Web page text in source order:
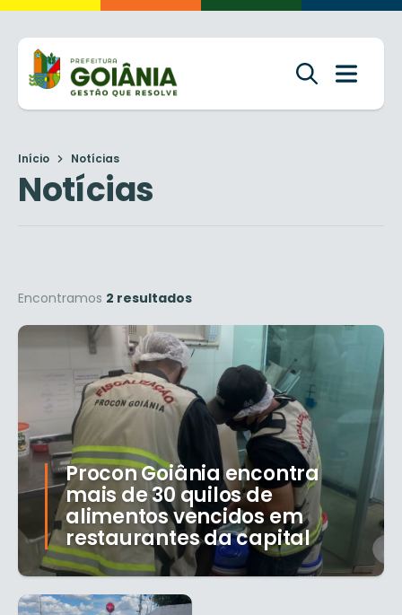
Início Notícias
Notícias
Encontramos 2 resultados
Procon Goiânia encontra
mais de 30 quilos de
alimentos vencidos em
restaurantes da capital